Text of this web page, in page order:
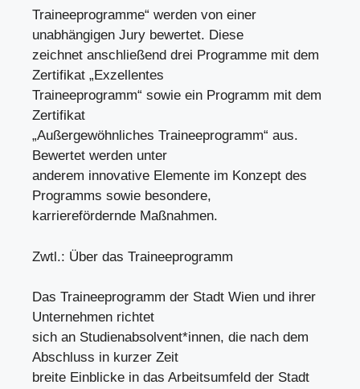
Traineeprogramme“ werden von einer
unabhängigen Jury bewertet. Diese
zeichnet anschließend drei Programme mit dem
Zertifikat „Exzellentes
Traineeprogramm“ sowie ein Programm mit dem
Zertifikat
„Außergewöhnliches Traineeprogramm“ aus.
Bewertet werden unter
anderem innovative Elemente im Konzept des
Programms sowie besondere,
karrierefördernde Maßnahmen.
Zwtl.: Über das Traineeprogramm
Das Traineeprogramm der Stadt Wien und ihrer
Unternehmen richtet
sich an Studienabsolvent*innen, die nach dem
Abschluss in kurzer Zeit
breite Einblicke in das Arbeitsumfeld der Stadt